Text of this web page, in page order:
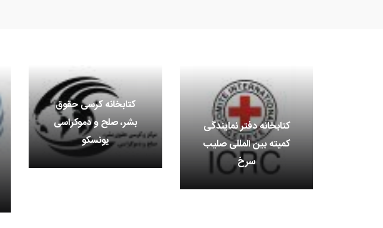
کتابخانه دفتر نمایندگی
کمیته بین المللی صلیب
سرخ
کتابخانه کرسی حقوق
بشر، صلح و دموکراسی
یونسکو